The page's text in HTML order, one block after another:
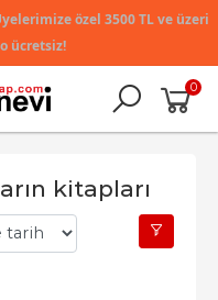
özel 3500 TL ve üzeri
ücretsiz!
0
kitapları